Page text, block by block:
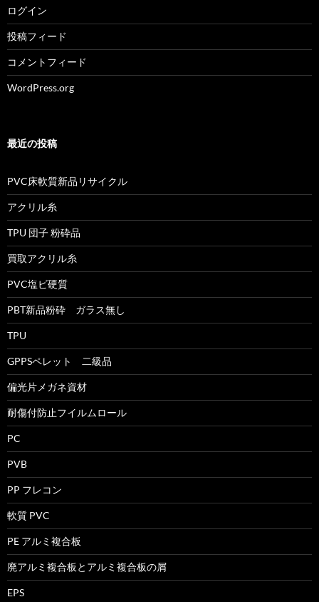
ログイン
投稿フィード
コメントフィード
WordPress.org
最近の投稿
PVC床軟質新品リサイクル
アクリル糸
TPU 団子 粉砕品
買取アクリル糸
PVC塩ビ硬質
PBT新品粉砕 ガラス無し
TPU
GPPSペレット 二級品
偏光片メガネ資材
耐傷付防止フイルムロール
PC
PVB
PP フレコン
軟質 PVC
PE アルミ複合板
廃アルミ複合板とアルミ複合板の屑
EPS